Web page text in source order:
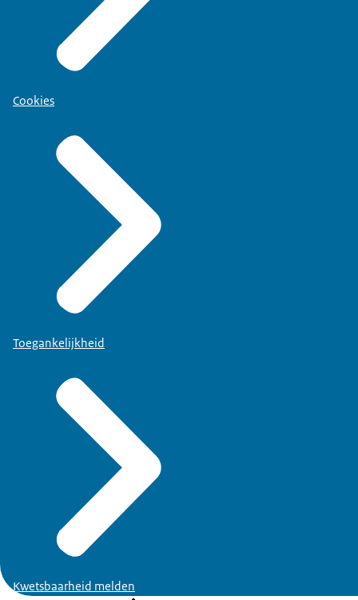
Cookies
Toegankelijkheid
Kwetsbaarheid melden